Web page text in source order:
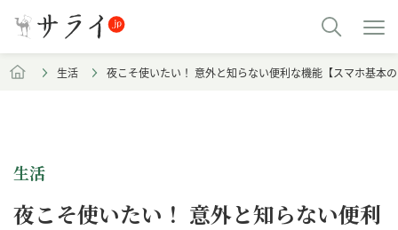
生活 夜こそ使いたい！ 意外と知らない便利な機能【スマホ基本
生活
夜こそ使いたい！ 意外と知らない便利